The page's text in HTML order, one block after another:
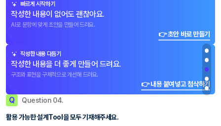
빠르게 시작하기
작성한 내용이 없어도 괜찮아요.
AI로 문항에 맞게 초안을 만들어 드려요.
👉 초안 바로 만들기
작성한 내용 다듬기
작성한 내용을 더 좋게 만들어 드려요.
구조와 표현을 구체적으로 개선해 드려요.
👉 내용 붙여넣고 첨삭하기
Q Question 04.
활용 가능한 설계Tool을 모두 기재해주세요.